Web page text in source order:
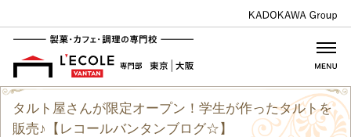
タルト屋さんが限定オープン！学生が作ったタルトを
販売♪【レコールバンタンブログ☆】